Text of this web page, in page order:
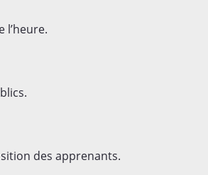
l’heure.
des apprenants.